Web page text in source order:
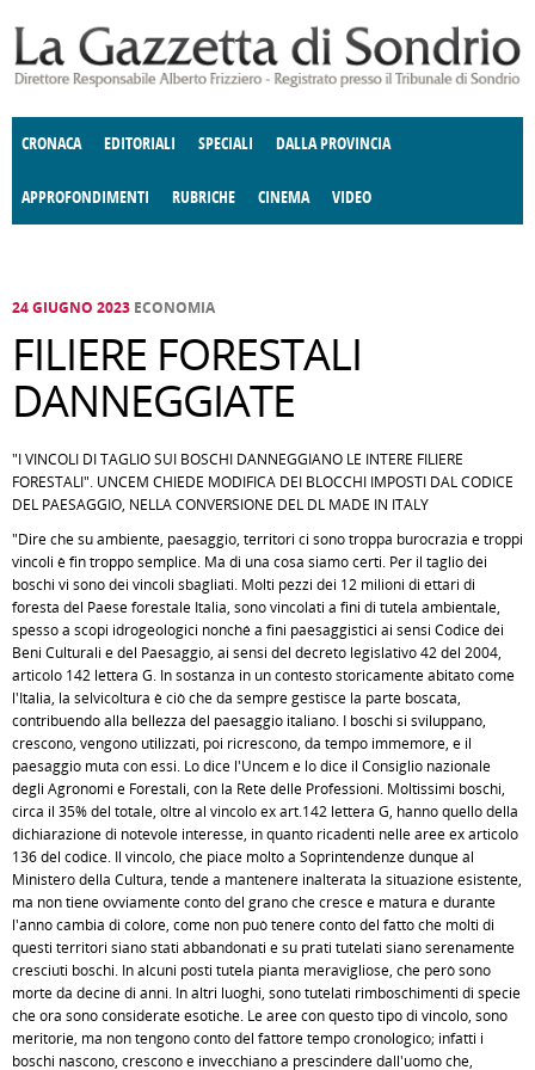
CRONACA EDITORIALI SPECIALI DALLA PROVINCIA
APPROFONDIMENTI
E SPETTACOLI POLITICA
RUBRICHE
DELLE IDEE FATTI DELLO SPIRITO
CINEMA VIDEO
24 GIUGNO 2023 ECONOMIA
FILIERE FORESTALI
DANNEGGIATE
"I VINCOLI DI TAGLIO SUI BOSCHI DANNEGGIANO LE INTERE FILIERE
FORESTALI". UNCEM CHIEDE MODIFICA DEI BLOCCHI IMPOSTI DAL CODICE
DEL PAESAGGIO, NELLA CONVERSIONE DEL DL MADE IN ITALY
"Dire che su ambiente, paesaggio, territori ci sono troppa burocrazia e troppi
vincoli è fin troppo semplice. Ma di una cosa siamo certi. Per il taglio dei
boschi vi sono dei vincoli sbagliati. Molti pezzi dei 12 milioni di ettari di
foresta del Paese forestale Italia, sono vincolati a fini di tutela ambientale,
spesso a scopi idrogeologici nonché a fini paesaggistici ai sensi Codice dei
Beni Culturali e del Paesaggio, ai sensi del decreto legislativo 42 del 2004,
articolo 142 lettera G. In sostanza in un contesto storicamente abitato come
l'Italia, la selvicoltura è ciò che da sempre gestisce la parte boscata,
contribuendo alla bellezza del paesaggio italiano. I boschi si sviluppano,
crescono, vengono utilizzati, poi ricrescono, da tempo immemore, e il
paesaggio muta con essi. Lo dice l'Uncem e lo dice il Consiglio nazionale
degli Agronomi e Forestali, con la Rete delle Professioni. Moltissimi boschi,
circa il 35% del totale, oltre al vincolo ex art.142 lettera G, hanno quello della
dichiarazione di notevole interesse, in quanto ricadenti nelle aree ex articolo
136 del codice. Il vincolo, che piace molto a Soprintendenze dunque al
Ministero della Cultura, tende a mantenere inalterata la situazione esistente,
ma non tiene ovviamente conto del grano che cresce e matura e durante
l'anno cambia di colore, come non può tenere conto del fatto che molti di
questi territori siano stati abbandonati e su prati tutelati siano serenamente
cresciuti boschi. In alcuni posti tutela pianta meravigliose, che però sono
morte da decine di anni. In altri luoghi, sono tutelati rimboschimenti di specie
che ora sono considerate esotiche. Le aree con questo tipo di vincolo, sono
meritorie, ma non tengono conto del fattore tempo cronologico; infatti i
boschi nascono, crescono e invecchiano a prescindere dall'uomo che,